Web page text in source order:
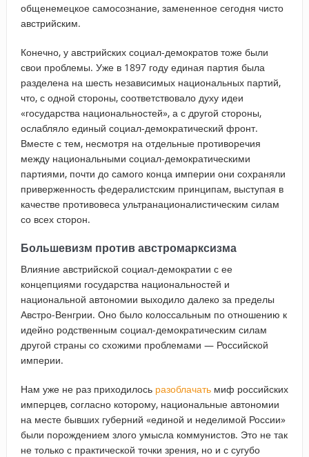
общенемецкое самосознание, замененное сегодня чисто
австрийским.
Конечно, у австрийских социал-демократов тоже были
свои проблемы. Уже в 1897 году единая партия была
разделена на шесть независимых национальных партий,
что, с одной стороны, соответствовало духу идеи
«государства национальностей», а с другой стороны,
ослабляло единый социал-демократический фронт.
Вместе с тем, несмотря на отдельные противоречия
между национальными социал-демократическими
партиями, почти до самого конца империи они сохраняли
приверженность федералистским принципам, выступая в
качестве противовеса ультранационалистическим силам
со всех сторон.
Большевизм против австромарксизма
Влияние австрийской социал-демократии с ее
концепциями государства национальностей и
национальной автономии выходило далеко за пределы
Австро-Венгрии. Оно было колоссальным по отношению к
идейно родственным социал-демократическим силам
другой страны со схожими проблемами — Российской
империи.
Нам уже не раз приходилось разоблачатьмиф российских
имперцев, согласно которому, национальные автономии
на месте бывших губерний «единой и неделимой России»
были порождением злого умысла коммунистов. Это не так
не только с практической точки зрения, но и с сугубо